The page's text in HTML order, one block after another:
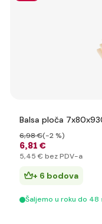
Balsa ploča
6,81 €
6,98 €(-2 %)
5,45 € bez PDV-a
+ 6 bodova
Šaljemo u roku do 48